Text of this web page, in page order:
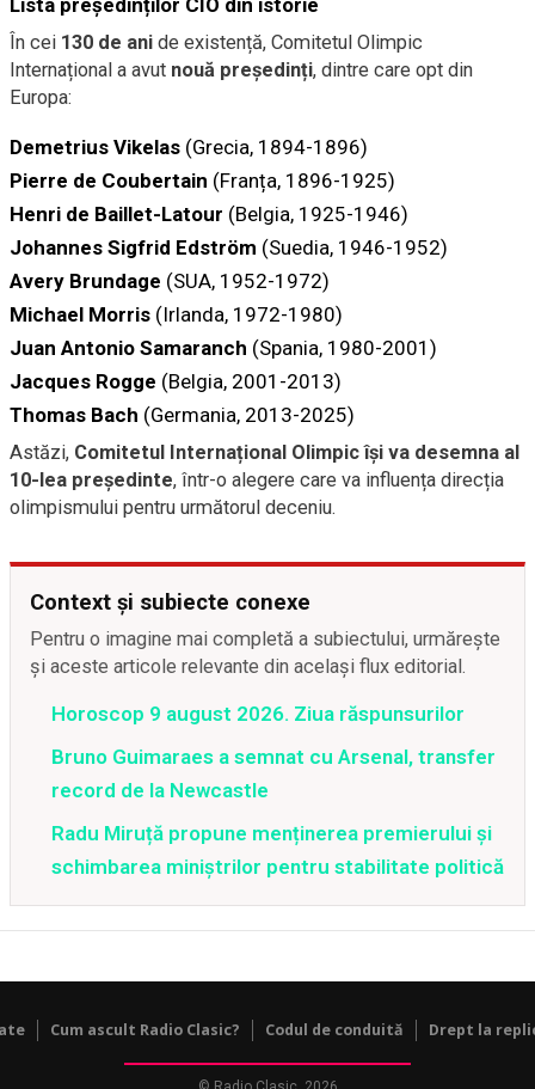
Lista președinților CIO din istorie
În cei 130 de ani de existență, Comitetul Olimpic
Internațional a avut nouă președinți, dintre care opt din
Europa:
Demetrius Vikelas (Grecia, 1894-1896)
Pierre de Coubertain (Franța, 1896-1925)
Henri de Baillet-Latour (Belgia, 1925-1946)
Johannes Sigfrid Edström (Suedia, 1946-1952)
Avery Brundage (SUA, 1952-1972)
Michael Morris (Irlanda, 1972-1980)
Juan Antonio Samaranch (Spania, 1980-2001)
Jacques Rogge (Belgia, 2001-2013)
Thomas Bach (Germania, 2013-2025)
Astăzi, Comitetul Internațional Olimpic își va desemna al
10-lea președinte, într-o alegere care va influența direcția
olimpismului pentru următorul deceniu.
Context și subiecte conexe
Pentru o imagine mai completă a subiectului, urmărește
și aceste articole relevante din același flux editorial.
Horoscop 9 august 2026. Ziua răspunsurilor
Bruno Guimaraes a semnat cu Arsenal, transfer
record de la Newcastle
Radu Miruță propune menținerea premierului și
schimbarea miniștrilor pentru stabilitate politică
Cum ascult Radio Clasic? Codul de conduită Drept la